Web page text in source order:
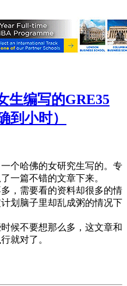
生编写的GRE35
到小时）
个哈佛的女研究生写的。专
一篇不错的文章下来。
，需要看的资料却很多的情
划脑子里却乱成粥的情况下
候不要想那么多，这文章和
就对了。